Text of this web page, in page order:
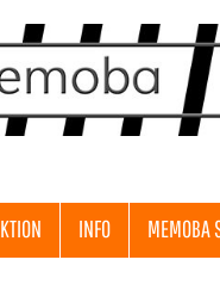
INFO MEMOBA